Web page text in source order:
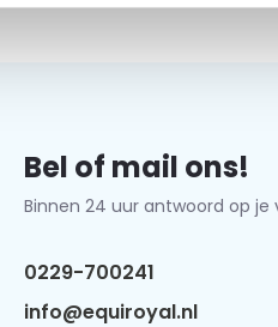
Bel of mail ons!
Binnen 24 uur antwoord op je
0229-700241
info@equiroyal.nl